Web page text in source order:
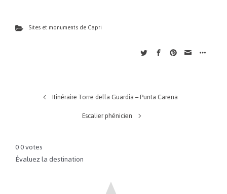
Sites et monuments de Capri
Itinéraire Torre della Guardia – Punta Carena
Escalier phénicien
00votes
Évaluez la destination